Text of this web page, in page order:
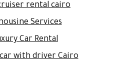
rental cairo
Services
Car Rental
with driver Cairo